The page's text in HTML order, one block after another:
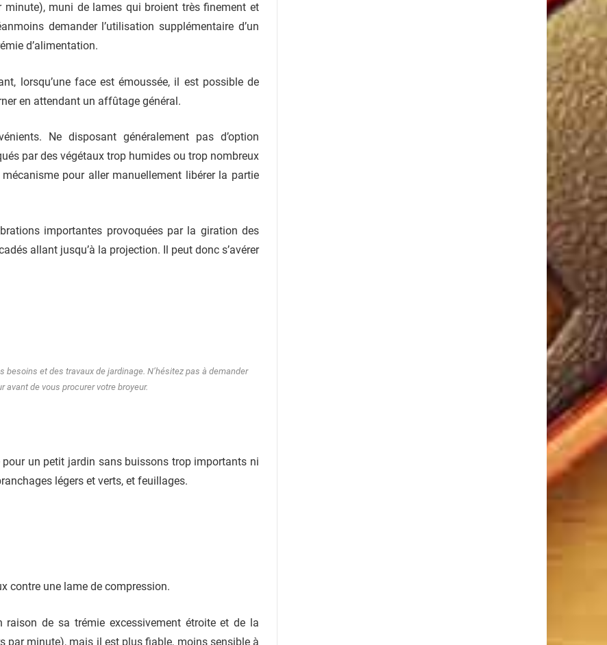
muni de lames qui broient très finement et
demander l’utilisation supplémentaire d’un
d’alimentation.
lorsqu’une face est émoussée, il est possible de
en attendant un affûtage général.
Ne disposant généralement pas d’option
par des végétaux trop humides ou trop nombreux
pour aller manuellement libérer la partie
importantes provoquées par la giration des
allant jusqu’à la projection. Il peut donc s’avérer
et des travaux de jardinage. N’hésitez pas à demander
avant de vous procurer votre broyeur.
pour un petit jardin sans buissons trop importants ni
légers et verts, et feuillages.
contre une lame de compression.
de sa trémie excessivement étroite et de la
par minute), mais il est plus fiable, moins sensible à